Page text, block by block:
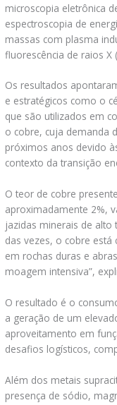
microscopia eletrônica
espectroscopia de
massas com plasma
fluorescência de raios X
Os resultados
e estratégicos como o
que são utilizados em
o cobre, cuja demanda
próximos anos devido
contexto da transição
O teor de cobre
aproximadamente 2%,
jazidas minerais de alto
das vezes, o cobre
em rochas duras e
moagem intensiva”,
O resultado é o
a geração de um
aproveitamento em
desafios logísticos,
Além dos metais
presença de sódio,